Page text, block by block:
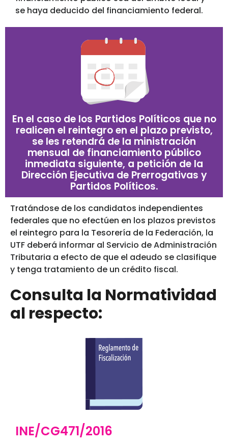
se haya deducido del financiamiento federal.
En el caso de los Partidos Políticos que no
realicen el reintegro en el plazo previsto,
se les retendrá de la ministración
mensual de financiamiento público
inmediata siguiente, a petición de la
Dirección Ejecutiva de Prerrogativas y
Partidos Políticos.
Tratándose de los candidatos independientes
federales que no efectúen en los plazos previstos
el reintegro para la Tesorería de la Federación, la
UTF deberá informar al Servicio de Administración
Tributaria a efecto de que el adeudo se clasifique
y tenga tratamiento de un crédito fiscal.
Consulta la Normatividad
al respecto:
INE/CG471/2016